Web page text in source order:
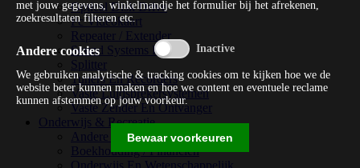
Optical Disk Drive
Pc Videokaart
Repeater / Extender
Sound Systems Hi-fi
Splitter
Tuners En Recorders
Vaste Luidsprekersystemen
Vaste Zender En Ontvanger
Onderwijs & Recreatie
Andere Beveiligingssoftware
Boekhouding / Financiën
met jouw gegevens, winkelmandje het formulier bij het afrekenen,
zoekresultaten filteren etc.
Andere cookies
We gebruiken analytische & tracking cookies om te kijken hoe we de
website beter kunnen maken en hoe we content en eventuele reclame
kunnen afstemmen op jouw voorkeur.
Bewaar voorkeuren